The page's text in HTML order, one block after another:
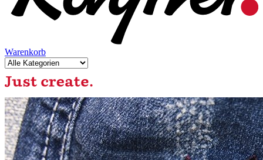
Warenkorb